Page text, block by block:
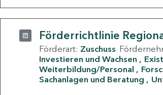
Förderrichtlinie
Förderart: Zuschuss
Investieren und Wachsen
Weiterbildung/Personal
Sachanlagen und Beratung